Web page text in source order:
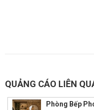
QUẢNG CÁO LIÊN
Phòng Bếp